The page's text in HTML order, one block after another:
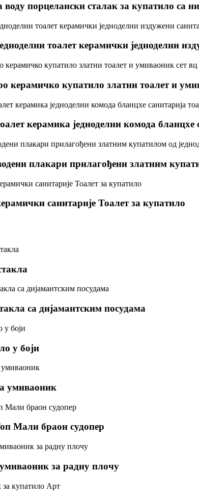
порцелански сталак за купатило са
тоалет керамички једноделни
керамичко купатило златни тоалет и
керамика једноделни комода бланцхе
плакари прилагођени златним
санитарије Тоалет за купатило
са дијамантским посудама
у боји
умиваоник
Мали браон судопер
за радну плочу